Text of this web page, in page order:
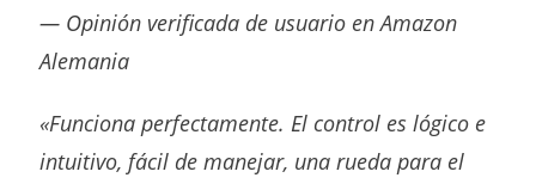
— Opinión verificada de usuario en Amazon
Alemania
«Funciona perfectamente. El control es lógico e
intuitivo, fácil de manejar, una rueda para el